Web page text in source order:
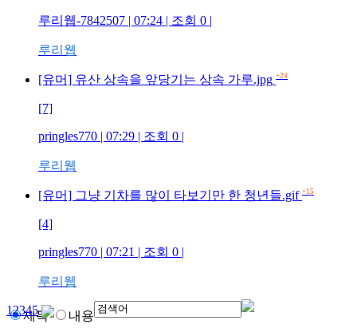
루리웹-7842507 | 07:24 | 조회 0 |
루리웹
[유머] 유산 상속을 앞당기는 상속 가루.jpg +24
[7]
pringles770 | 07:29 | 조회 0 |
루리웹
[유머] 그냥 기차를 많이 타보기만 한 청년들.gif +15
[4]
pringles770 | 07:21 | 조회 0 |
루리웹
12345
제목 내용